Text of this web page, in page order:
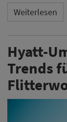
Weiterlesen
Hyatt-
Trends